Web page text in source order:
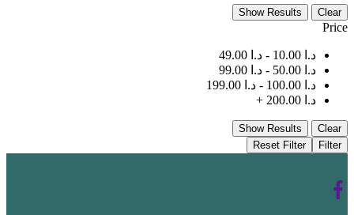
Clear
Show Results
Price
د.ا - د.ا
د.ا
- د.ا
د.ا
- د.ا
د.ا
+
Clear
Show Results
Filter
Reset Filter